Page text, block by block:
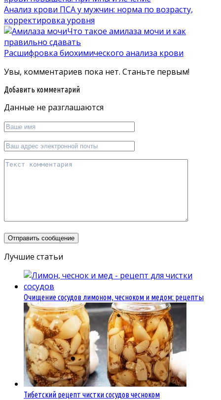
Анализ крови ПСА у мужчин: норма по возрасту,
корректировка уровня
Что такое амилаза мочи и как
правильно сдавать
Расшифровка биохимического анализа крови
Увы, комментариев пока нет. Станьте первым!
Добавить комментарий
Данные не разглашаются
Лучшие статьи
Очищение сосудов лимоном, чесноком и медом: рецепты
Тибетский рецепт чистки сосудов чесноком